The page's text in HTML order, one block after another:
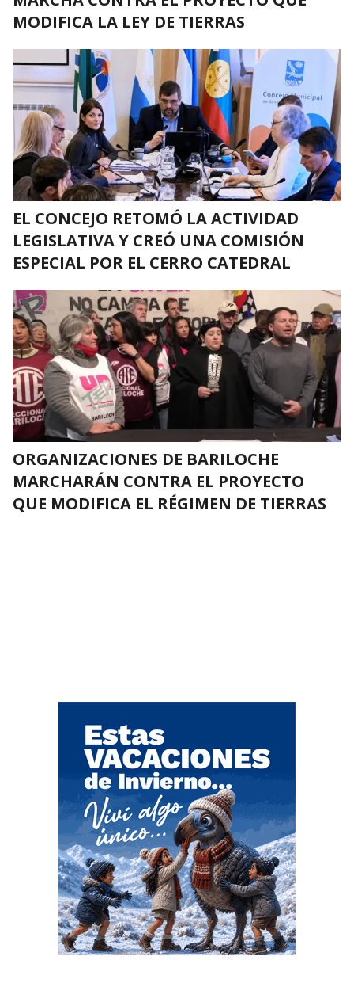
MODIFICA LA LEY DE TIERRAS
EL CONCEJO RETOMÓ LA ACTIVIDAD
LEGISLATIVA Y CREÓ UNA COMISIÓN
ESPECIAL POR EL CERRO CATEDRAL
ORGANIZACIONES DE BARILOCHE
MARCHARÁN CONTRA EL PROYECTO
QUE MODIFICA EL RÉGIMEN DE TIERRAS